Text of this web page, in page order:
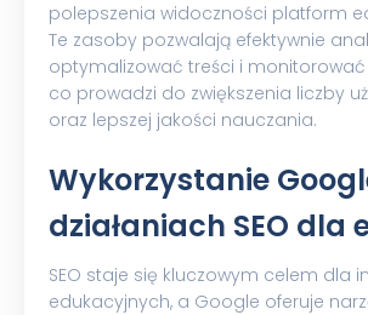
polepszenia widoczności platform
Te zasoby pozwalają efektywnie
optymalizować treści i monitorować
co prowadzi do zwiększenia liczby
oraz lepszej jakości nauczania.
Wykorzystanie
działaniach SEO dla
SEO staje się kluczowym celem dla
edukacyjnych, a Google oferuje